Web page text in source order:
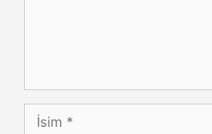
İsim